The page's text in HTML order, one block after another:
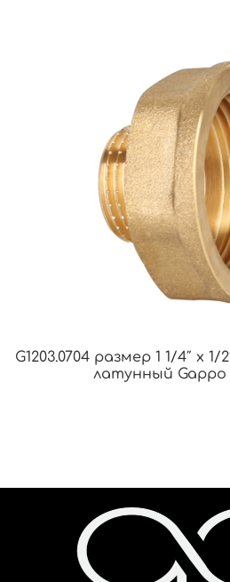
G1203.0704 размер 1 1/4″ х
латунный Gappo